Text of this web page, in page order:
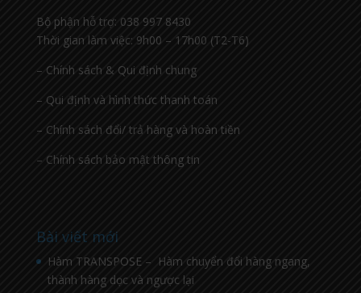
Bộ phận hỗ trợ: 038 997 8430
Thời gian làm việc: 9h00 – 17h00 (T2-T6)
– Chính sách & Qui định chung
– Qui định và hình thức thanh toán
– Chính sách đổi/ trả hàng và hoàn tiền
– Chính sách bảo mật thông tin
Bài viết mới
Hàm TRANSPOSE – Hàm chuyển đổi hàng ngang,
thành hàng dọc và ngược lại